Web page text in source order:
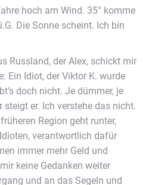
hoch am Wind. 35° komme
Die Sonne scheint. Ich bin
Russland, der Alex, schickt mir
Ein Idiot, der Viktor K. wurde
doch nicht. Je dümmer, je
steigt er. Ich verstehe das nicht.
Region geht runter,
verantwortlich dafür
immer mehr Geld und
keine Gedanken weiter
und an das Segeln und